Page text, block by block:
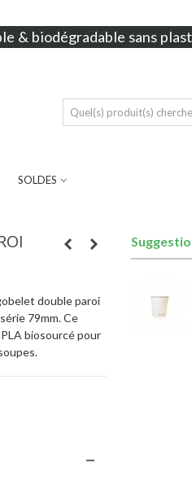
& biodégradable sans
SOLDES
double paroi
79mm. Ce
biosourcé pour